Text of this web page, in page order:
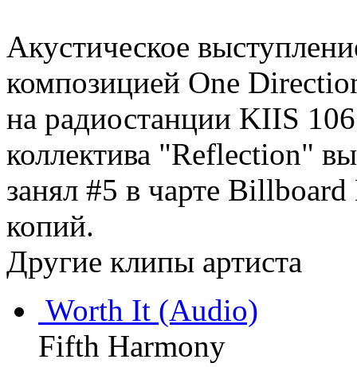
Акустическое
композицией One
на радиостанции KIIS
коллектива "Reflection"
занял #5 в чарте
копий.
Другие клипы артиста
Worth It (Audio)
Fifth Harmony